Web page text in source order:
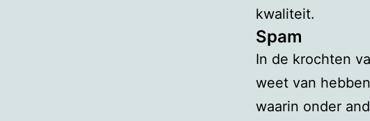
kwaliteit.
Spam
In de krochten
weet van
waarin onder